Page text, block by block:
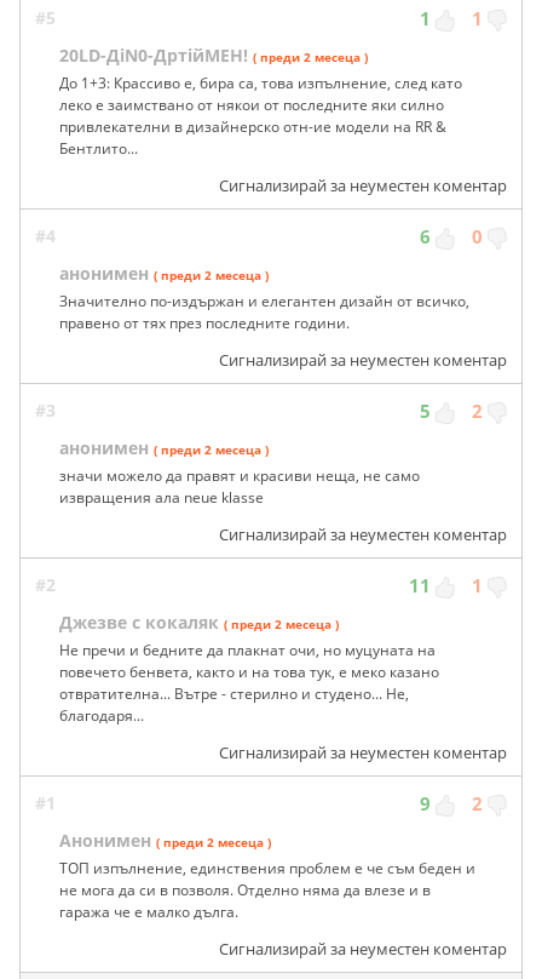
#5 1 1
20LD-ДiN0-ДртiйМЕН! ( преди 2 месеца )
До 1+3: Крассиво е, бира са, това изпълнение, след като
леко е заимствано от някои от последните яки силно
привлекателни в дизайнерско отн-ие модели на RR &
Бентлито...
Сигнализирай за неуместен коментар
#4 6 0
анонимен ( преди 2 месеца )
Значително по-издържан и елегантен дизайн от всичко,
правено от тях през последните години.
Сигнализирай за неуместен коментар
#3 5 2
анонимен ( преди 2 месеца )
значи можело да правят и красиви неща, не само
извращения ала neue klasse
Сигнализирай за неуместен коментар
#2 11 1
Джезве с кокаляк ( преди 2 месеца )
Не пречи и бедните да плакнат очи, но муцуната на
повечето бенвета, както и на това тук, е меко казано
отвратителна... Вътре - стерилно и студено... Не,
благодаря...
Сигнализирай за неуместен коментар
#1 9 2
Анонимен ( преди 2 месеца )
ТОП изпълнение, единствения проблем е че съм беден и
не мога да си в позволя. Отделно няма да влезе и в
гаража че е малко дълга.
Сигнализирай за неуместен коментар